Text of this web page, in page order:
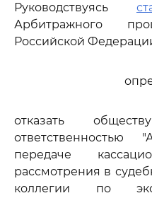
Руководствуясь
Арбитражного
Российской
отказать
передаче
рассмотрения в
коллегии по